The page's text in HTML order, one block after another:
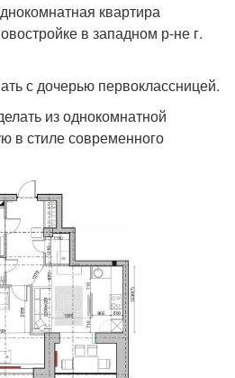
квартира
в западном р-не г.
с дочерью первоклассницей.
из однокомнатной
в стиле современного